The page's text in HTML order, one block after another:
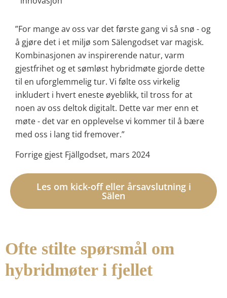
”For mange av oss var det første gang vi så snø - og
å gjøre det i et miljø som Sälengodset var magisk.
Kombinasjonen av inspirerende natur, varm
gjestfrihet og et sømløst hybridmøte gjorde dette
til en uforglemmelig tur. Vi følte oss virkelig
inkludert i hvert eneste øyeblikk, til tross for at
noen av oss deltok digitalt. Dette var mer enn et
møte - det var en opplevelse vi kommer til å bære
med oss i lang tid fremover.”
Forrige gjest Fjällgodset, mars 2024
Les om kick-off eller årsavslutning i
Sälen
Ofte stilte spørsmål om
hybridmøter i fjellet